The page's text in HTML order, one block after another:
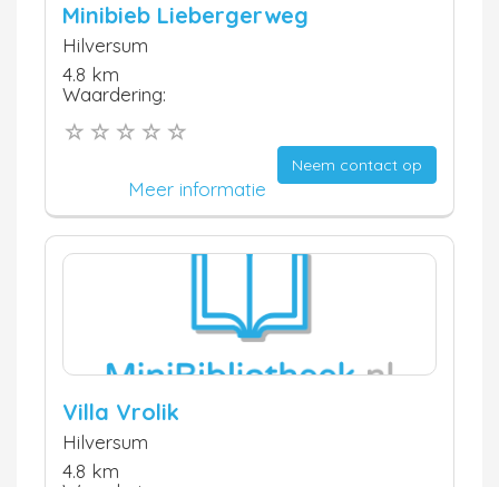
Minibieb Liebergerweg
Hilversum
4.8 km
Waardering:
Neem contact op
Meer informatie
Villa Vrolik
Hilversum
4.8 km